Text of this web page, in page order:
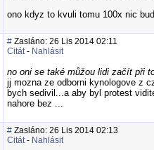
ono kdyz to kvuli tomu 100x nic
# Zasláno: 26 Lis 2014 02:11
Citát- Nahlásit
no oni se také můžou lidi začít při
jj mozna ze odborni kynologove z
bych sedivil...a aby byl protest
nahore bez ...
# Zasláno: 26 Lis 2014 02:13
Citát- Nahlásit